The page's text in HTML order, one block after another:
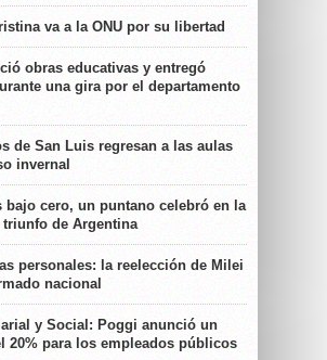
va a la ONU por su libertad
obras educativas y entregó
una gira por el departamento
de San Luis regresan a las aulas
invernal
bajo cero, un puntano celebró en la
de Argentina
personales: la reelección de Milei
nacional
y Social: Poggi anunció un
20% para los empleados públicos